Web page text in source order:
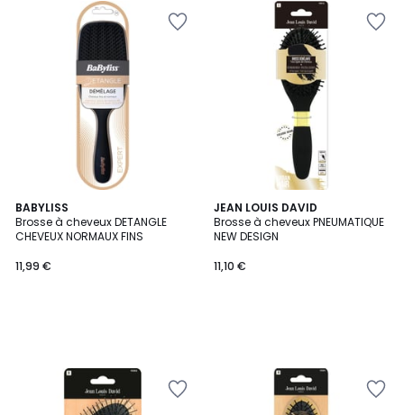
BABYLISS
Brosse à cheveux DETANGLE
CHEVEUX NORMAUX FINS
11,99 €
JEAN LOUIS DAVID
Brosse à cheveux PNEUMATIQUE
NEW DESIGN
11,10 €